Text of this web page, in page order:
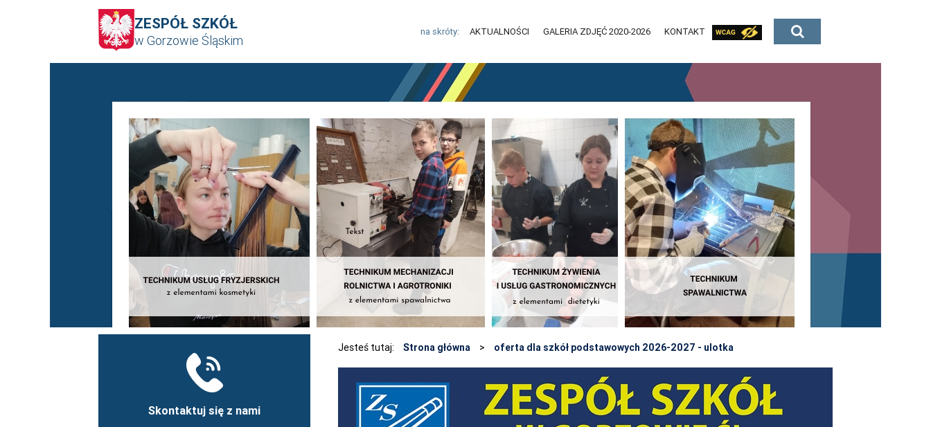
ZESPÓŁ SZKÓŁ
w Gorzowie Śląskim
na skróty: AKTUALNOŚCI GALERIA ZDJĘĆ 2020-2026 KONTAKT
Skontaktuj się z nami
Jesteś tutaj: Strona główna > oferta dla szkół podstawowych 2026-2027 - ulotka